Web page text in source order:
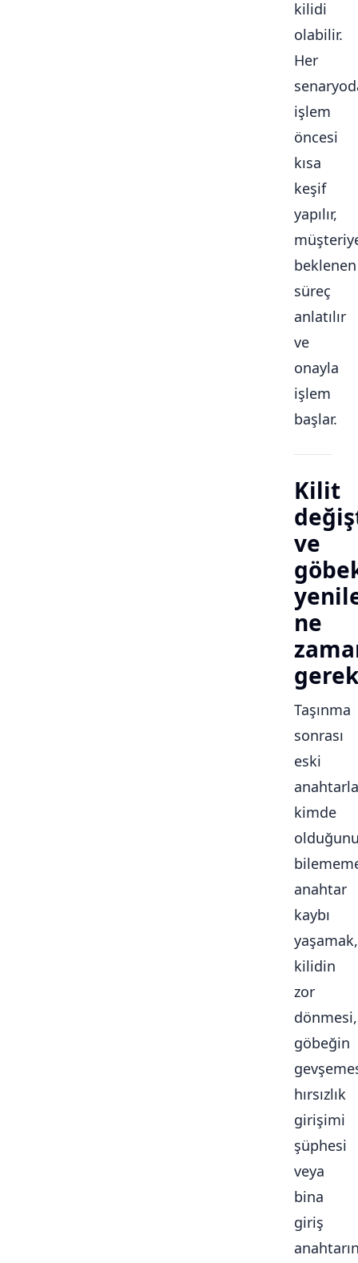
kilidi
olabilir.
Her
işlem
öncesi
kısa
keşif
yapılır,
beklenen
süreç
anlatılır
ve
onayla
işlem
başlar.
Kilit
ve
ne
Taşınma
sonrası
eski
kimde
anahtar
kaybı
yaşamak,
kilidin
zor
dönmesi,
göbeğin
hırsızlık
girişimi
şüphesi
veya
bina
giriş